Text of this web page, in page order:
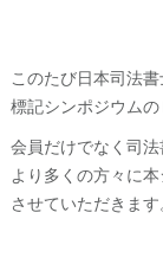
このたび日本司法
標記シンポジウムの
会員だけでなく司
より多くの方々に
させていただきます